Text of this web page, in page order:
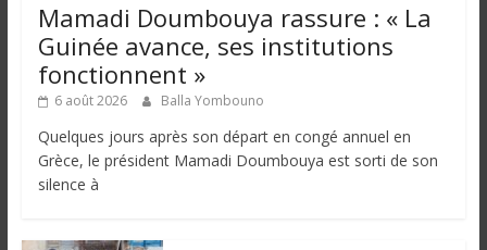
Mamadi Doumbouya rassure : « La
Guinée avance, ses institutions
fonctionnent »
6 août 2026 Balla Yombouno
Quelques jours après son départ en congé annuel en
Grèce, le président Mamadi Doumbouya est sorti de son
silence à